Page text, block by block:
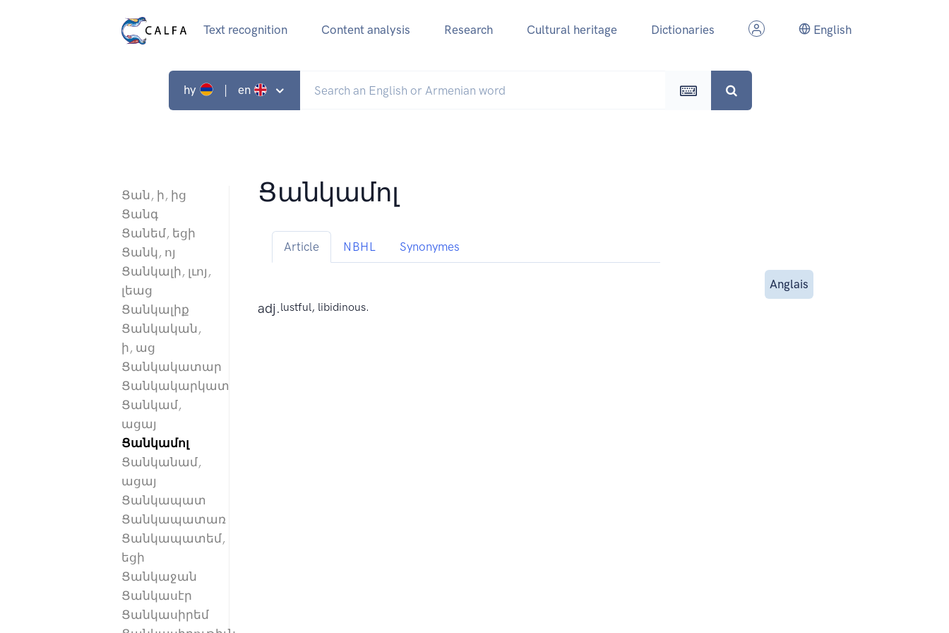
Text recognition Content analysis Research Cultural heritage Dictionaries English
hy | en
Ցան, ի, ից
Ցանգ
Ցանեմ, եցի
Ցանկ, ոյ
Ցանկալի, լւոյ,
լեաց
Ցանկալիք
Ցանկական,
ի, աց
Ցանկակատար
Ցանկակարկատ
Ցանկամ,
ացայ
Ցանկամոլ
Ցանկանամ,
ացայ
Ցանկապատ
Ցանկապատառ
Ցանկապատեմ,
եցի
Ցանկաջան
Ցանկասէր
Ցանկասիրեմ
Ցանկամոլ
Article NBHL Synonymes
Anglais
adj.lustful, libidinous.